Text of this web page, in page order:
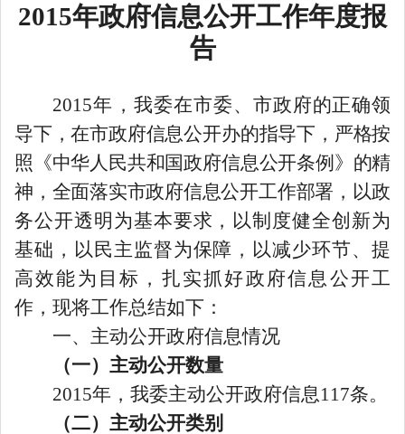
2015年政府信息公开工作年度报
告
2015年， 我委在市委、市政府的正确领
导下，在市政府信息公开办的指导下，严格按
照《中华人民共和国政府信息公开条例》的精
神，全面落实市政府信息公开工作部署， 以政
务公开透明为基本要求，以制度健全创新为
基础，以民主监督为保障，以减少环节、提
高效能为目标，扎实抓好政府信息公开工
作，现将工作总结如下：
一、主动公开政府信息情况
（一）主动公开数量
2015年，我委主动公开政府信息117条。
（二）主动公开类别